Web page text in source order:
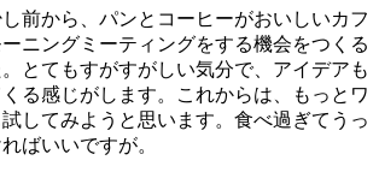
前から、パンとコーヒーがおいしいカフ
ニングミーティングをする機会をつくる
とてもすがすがしい気分で、アイデアも
る感じがします。これからは、もっとワ
してみようと思います。食べ過ぎてうっ
ばいいですが。